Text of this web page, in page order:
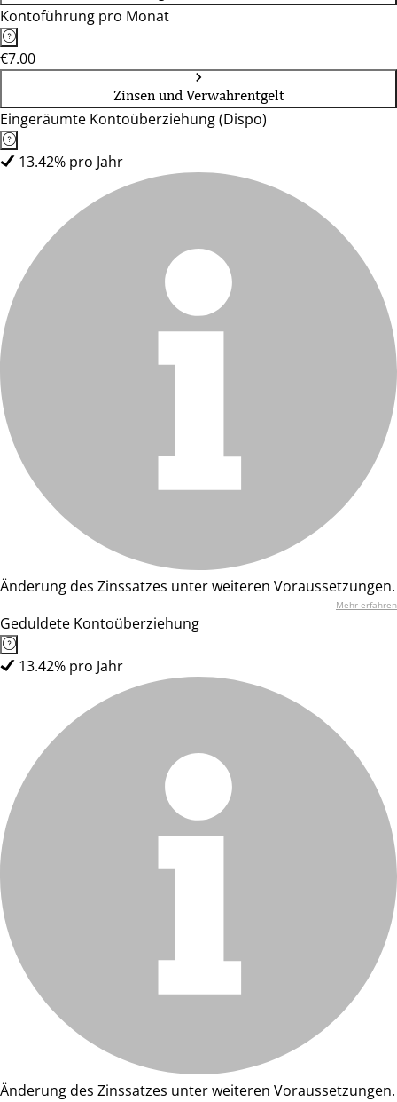
Kontoführung pro Monat
€7.00
Zinsen und Verwahrentgelt
Eingeräumte Kontoüberziehung (Dispo)
13.42% pro Jahr
Änderung des Zinssatzes unter weiteren Voraussetzungen.
Mehr erfahren
Geduldete Kontoüberziehung
13.42% pro Jahr
Änderung des Zinssatzes unter weiteren Voraussetzungen.